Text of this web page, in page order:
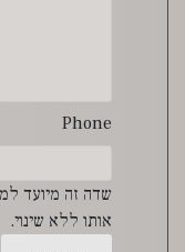
Phone
שדה זה מיועד
אותו ללא שינוי.